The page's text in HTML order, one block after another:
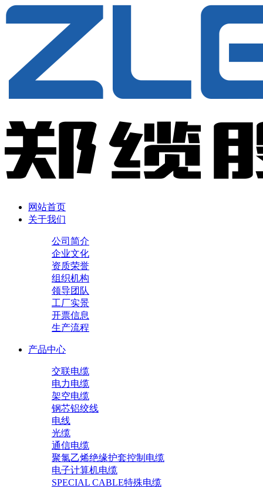
网站首页
关于我们
公司简介
企业文化
资质荣誉
组织机构
领导团队
工厂实景
开票信息
生产流程
产品中心
交联电缆
电力电缆
架空电缆
钢芯铝绞线
电线
光缆
通信电缆
聚氯乙烯绝缘护套控制电缆
电子计算机电缆
SPECIAL CABLE特殊电缆